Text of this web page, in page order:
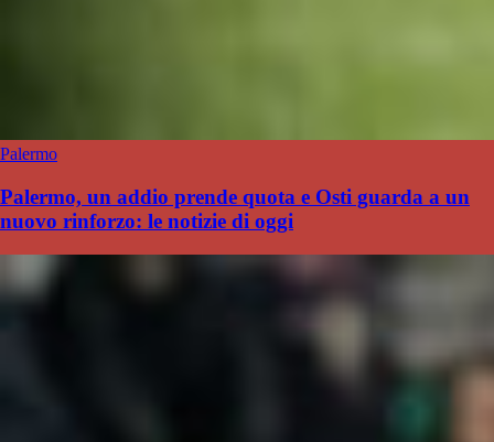
Palermo
Palermo, un addio prende quota e Osti guarda a un
nuovo rinforzo: le notizie di oggi